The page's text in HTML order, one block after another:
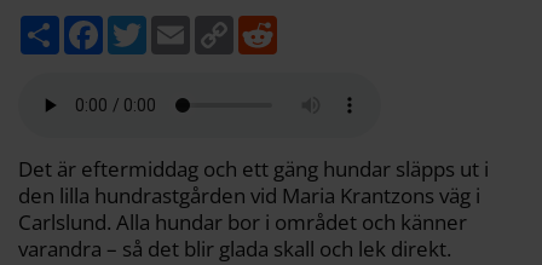
D
e
F
b
k
T
w
t
E
m
C
o
k
Det är eftermiddag och ett gäng hundar släpps ut i
den lilla hundrastgården vid Maria Krantzons väg i
Carlslund. Alla hundar bor i området och känner
varandra – så det blir glada skall och lek direkt.